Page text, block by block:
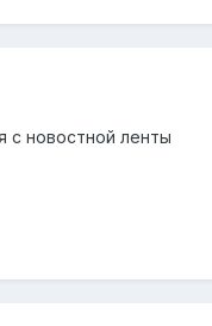
с новостной ленты